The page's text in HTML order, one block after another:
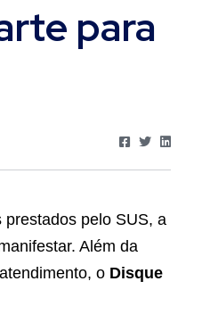
para
pelo SUS, a
Além da
o Disque